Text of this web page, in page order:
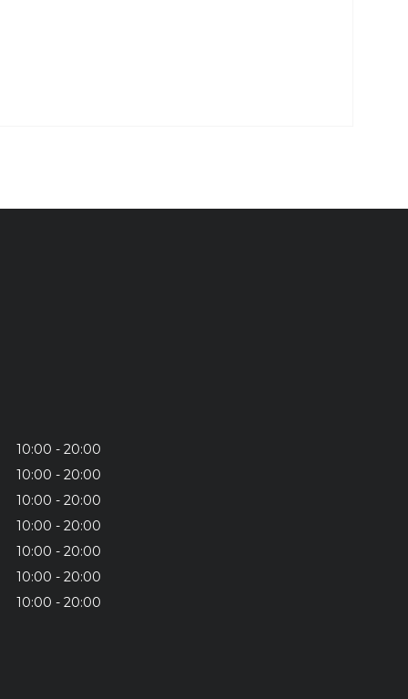
10:00
20:00
10:00
20:00
10:00
20:00
10:00
20:00
10:00
20:00
10:00
20:00
10:00 20:00